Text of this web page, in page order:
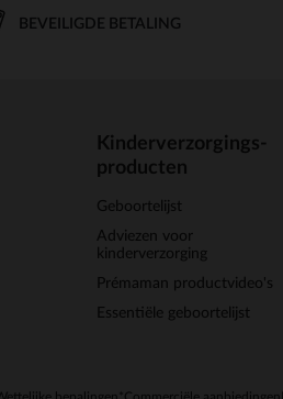
BEVEILIGDE BETALING
Kinderverzorgings-
producten
Geboortelijst
Adviezen voor
kinderverzorging
Prémaman productvideo's
Essentiële geboortelijst